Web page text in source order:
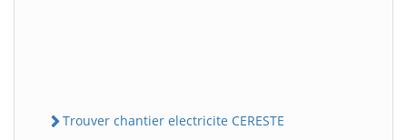
Trouver chantier electricite CERESTE